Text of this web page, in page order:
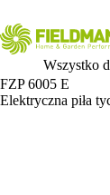
Wszystko
FZP 6005 E
Elektryczna piła